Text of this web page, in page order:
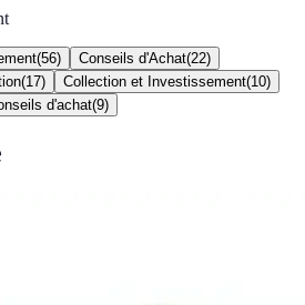
(56) Conseils d'Achat(22)
(17) Collection et Investissement(10)
d'achat(9)